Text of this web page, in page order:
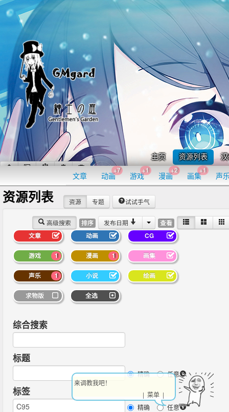
主页 资源列表
文章 动画
+7
游戏
+1
漫画
+2
画集
+1
声
资源列表
高级搜索 排序 发布日期 查看
资源 专题 试试手气
文章 动画 CG
1
游戏 1
漫画 画集
1
声乐 小说 绘画
求物版 全选
综合搜索
标题
精确 任意
标签
精确 任意
来调教我吧！
| 菜单 |